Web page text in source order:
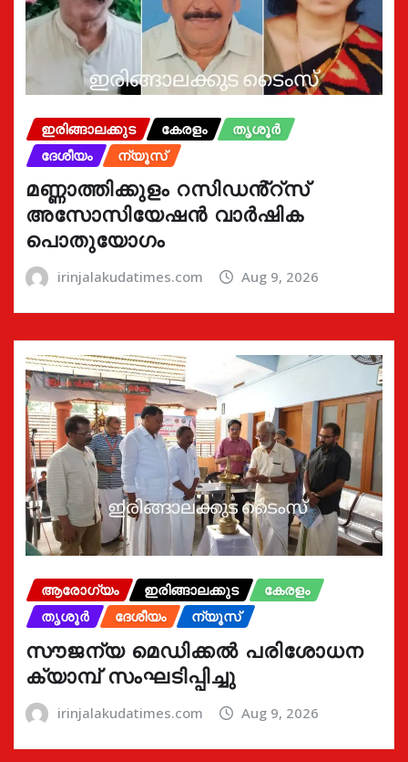
ഇരിങ്ങാലക്കുട കേരളം
തൃശൂർ
ദേശീയം
ന്യൂസ്
മണ്ണാത്തിക്കുളം റസിഡൻ്റ്സ്
അസോസിയേഷൻ വാർഷിക
പൊതുയോഗം
irinjalakudatimes.com Aug 9, 2026
ആരോഗ്യം ഇരിങ്ങാലക്കുട
കേരളം
തൃശൂർ
ദേശീയം ന്യൂസ്
സൗജന്യ മെഡിക്കൽ പരിശോധന
ക്യാമ്പ് സംഘടിപ്പിച്ചു
irinjalakudatimes.com Aug 9, 2026